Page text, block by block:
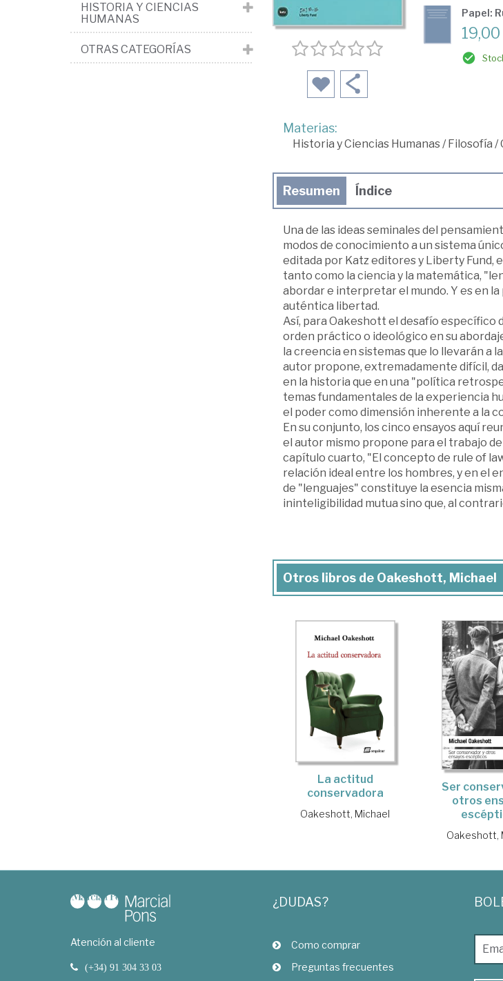
Papel:
Materias:
Historia y Ciencias Humanas/Filosofía /
Resumen Índice
Una de las ideas seminales del
modos de conocimiento a un sistema
editada por Katz editores y Liberty Fund,
tanto como la ciencia y la matemática,
abordar e interpretar el mundo. Y es en
auténtica libertad.
Así, para Oakeshott el desafío específico
orden práctico o ideológico en su
la creencia en sistemas que lo llevarán a
autor propone, extremadamente difícil,
en la historia que en una "política
temas fundamentales de la experiencia
el poder como dimensión inherente a la
En su conjunto, los cinco ensayos aquí
el autor mismo propone para el trabajo
capítulo cuarto, "El concepto de rule of
relación ideal entre los hombres, y en el
de "lenguajes" constituye la esencia
ininteligibilidad mutua sino que, al
Otros libros de Oakeshott, Michael
La actitud
conservadora
Oakeshott, Michael
Ser
otros
Oakeshott,
HISTORIA Y CIENCIAS
HUMANAS
OTRAS CATEGORÍAS
Atención al cliente
(+34) 91 304 33 03
¿DUDAS?
Como comprar
Preguntas frecuentes